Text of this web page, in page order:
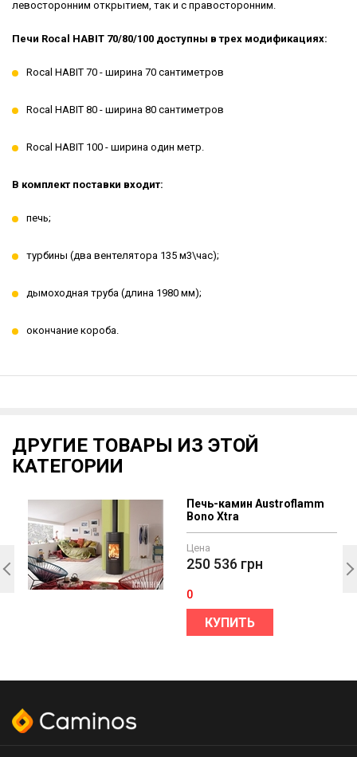
левосторонним открытием, так и с правосторонним.
Печи Rocal HABIT 70/80/100 доступны в трех модификациях:
Rocal HABIT 70 - ширина 70 сантиметров
Rocal HABIT 80 - ширина 80 сантиметров
Rocal HABIT 100 - ширина один метр.
В комплект поставки входит:
печь;
турбины (два вентелятора 135 м3\час);
дымоходная труба (длина 1980 мм);
окончание короба.
ДРУГИЕ ТОВАРЫ ИЗ ЭТОЙ
КАТЕГОРИИ
Печь-камин Austroflamm
Bono Xtra
Цена
250 536 грн
0
КУПИТЬ